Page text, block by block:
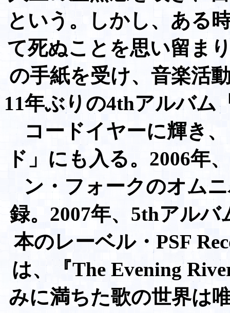
という。しかし、ある
て死ぬことを思い留ま
の手紙を受け、音楽活
11年ぶりの4thアルバム
コードイヤーに輝き
ド」にも入る。2006年
ン・フォークのオム
録。2007年、5thアル
本のレーベル・PSF
は、『The Evening
みに満ちた歌の世界は